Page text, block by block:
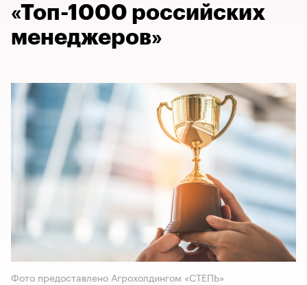
«Топ-1000 российских
менеджеров»
Фото предоставлено Агрохолдингом «СТЕПЬ»